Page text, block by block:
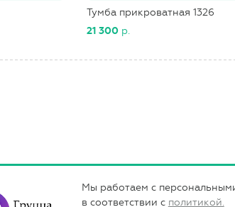
Тумба прикроватная 1326
21 300 р.
Мы работаем с
в соответствии с политикой.